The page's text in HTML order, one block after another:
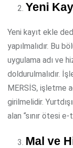
Yeni
Yeni kayıt ekle
yapılmalıdır. Bu
uygulama adı ve
doldurulmalıdır.
MERSİS, işletme
girilmelidir.
alan “sınır ötesi
Mal ve